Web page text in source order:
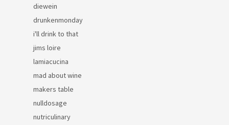
diewein
drunkenmonday
i'll drink to that
jims loire
lamiacucina
mad about wine
makers table
nulldosage
nutriculinary